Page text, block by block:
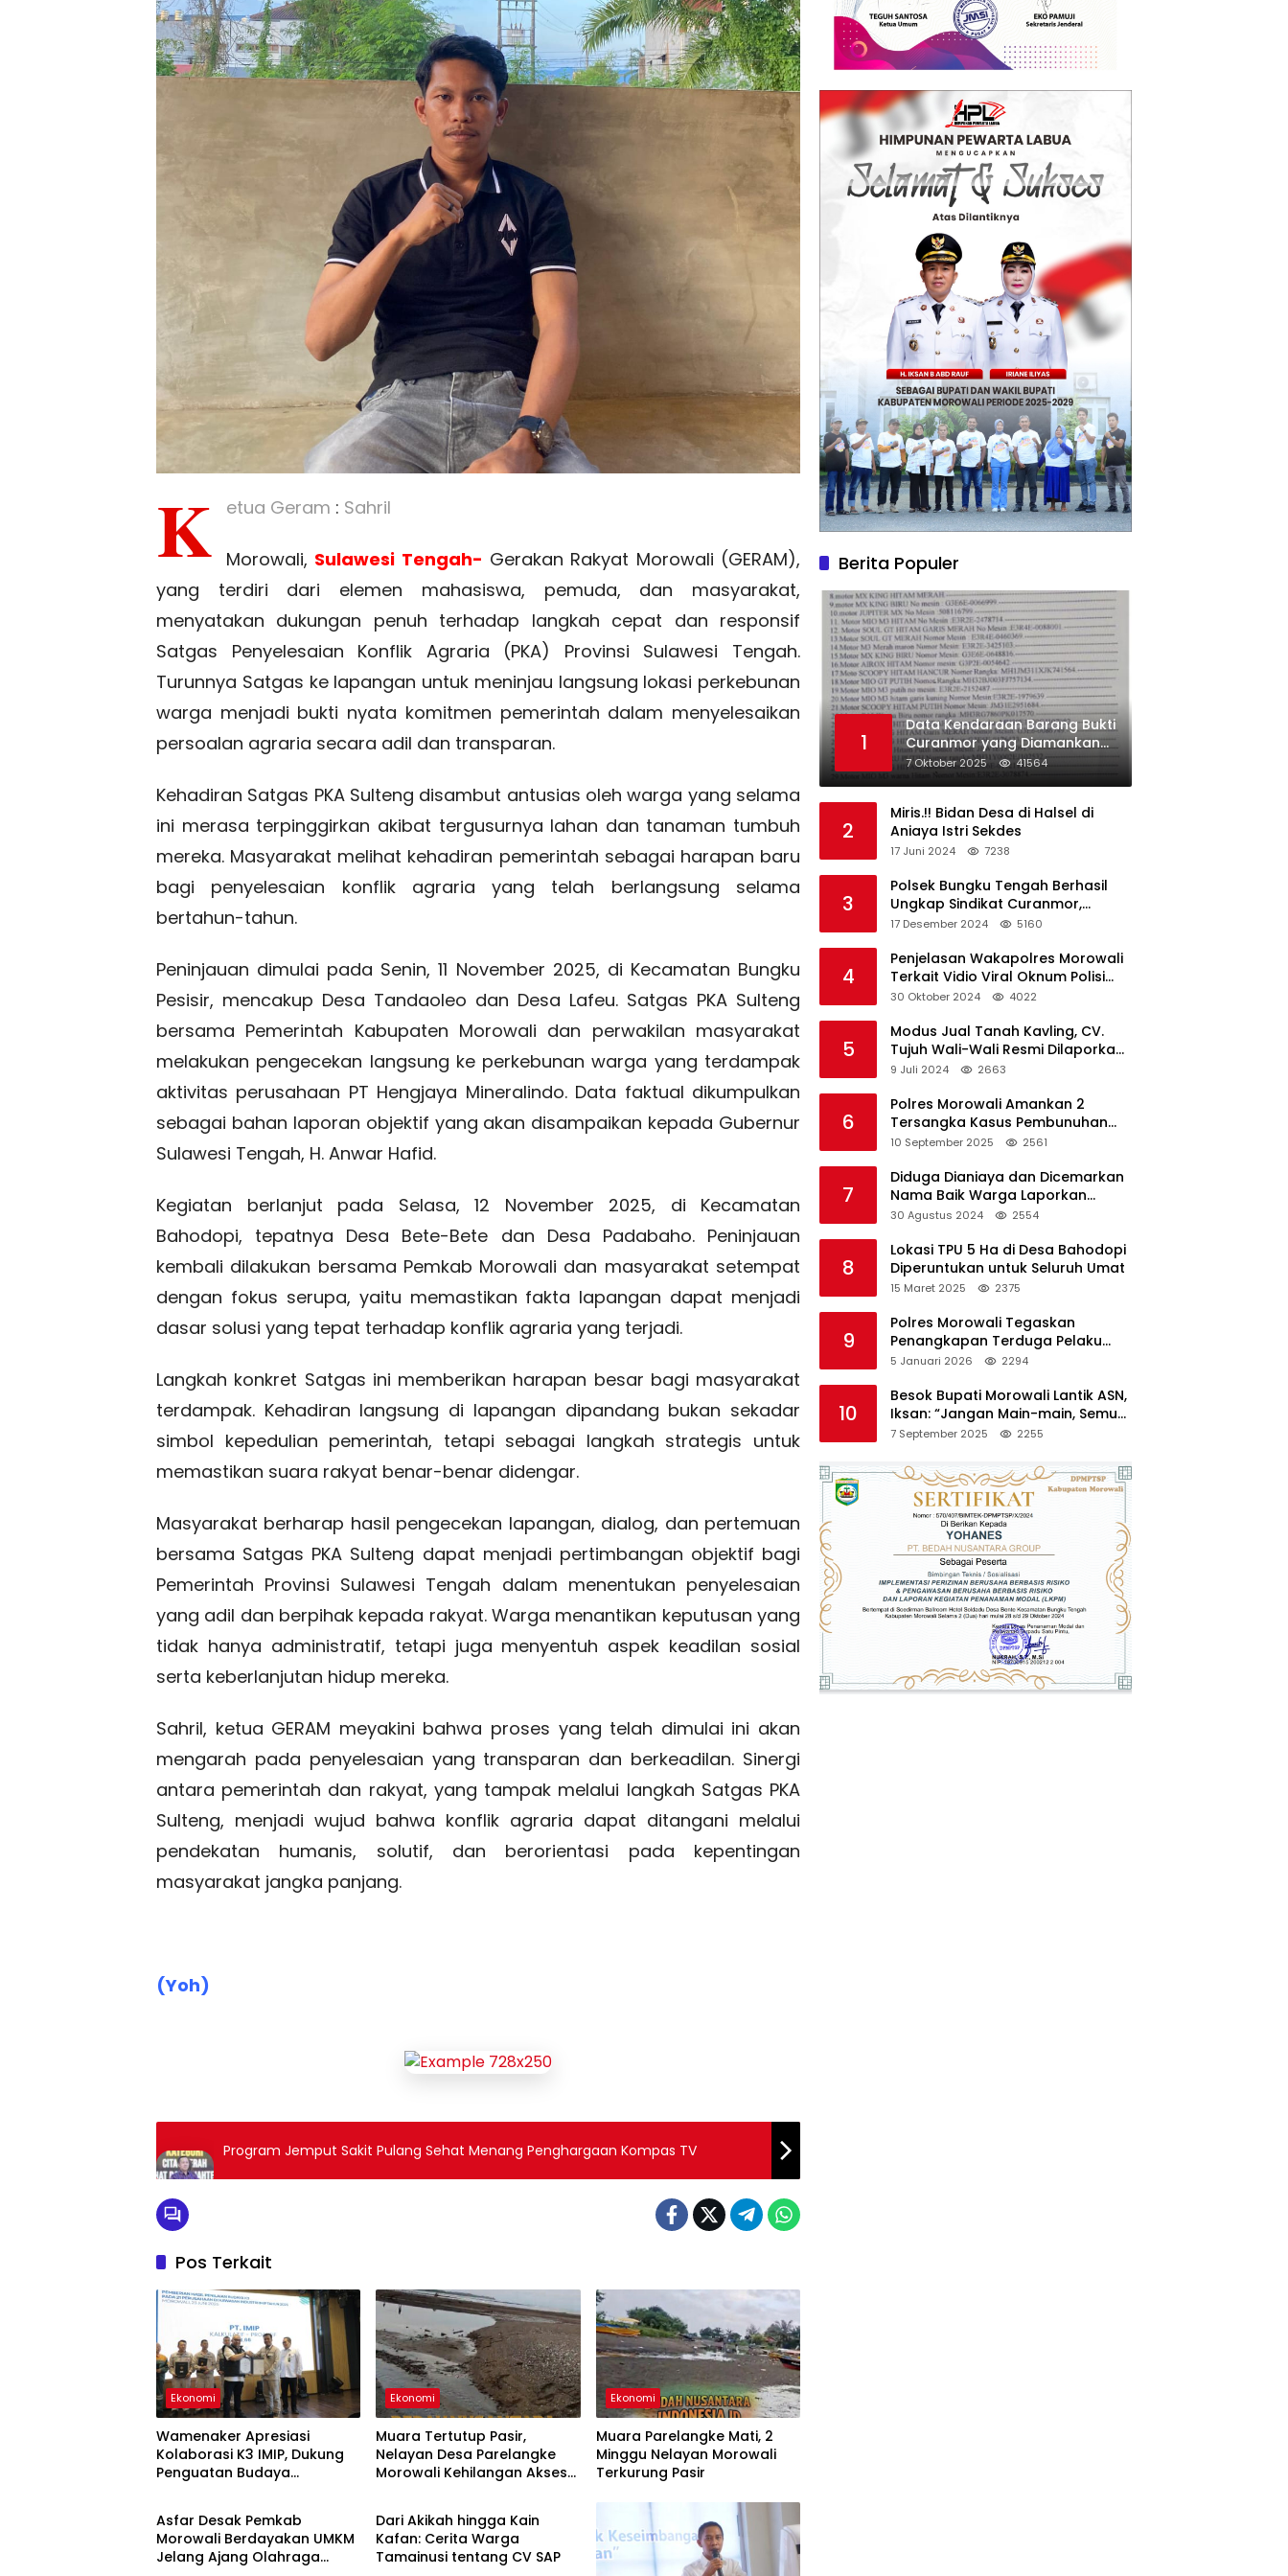
K etua Geram : Sahril
Morowali, Sulawesi Tengah- Gerakan Rakyat Morowali (GERAM),
yang terdiri dari elemen mahasiswa, pemuda, dan masyarakat,
menyatakan dukungan penuh terhadap langkah cepat dan responsif
Satgas Penyelesaian Konflik Agraria (PKA) Provinsi Sulawesi Tengah.
Turunnya Satgas ke lapangan untuk meninjau langsung lokasi perkebunan
warga menjadi bukti nyata komitmen pemerintah dalam menyelesaikan
persoalan agraria secara adil dan transparan.
Kehadiran Satgas PKA Sulteng disambut antusias oleh warga yang selama
ini merasa terpinggirkan akibat tergusurnya lahan dan tanaman tumbuh
mereka. Masyarakat melihat kehadiran pemerintah sebagai harapan baru
bagi penyelesaian konflik agraria yang telah berlangsung selama
bertahun-tahun.
Peninjauan dimulai pada Senin, 11 November 2025, di Kecamatan Bungku
Pesisir, mencakup Desa Tandaoleo dan Desa Lafeu. Satgas PKA Sulteng
bersama Pemerintah Kabupaten Morowali dan perwakilan masyarakat
melakukan pengecekan langsung ke perkebunan warga yang terdampak
aktivitas perusahaan PT Hengjaya Mineralindo. Data faktual dikumpulkan
sebagai bahan laporan objektif yang akan disampaikan kepada Gubernur
Sulawesi Tengah, H. Anwar Hafid.
Kegiatan berlanjut pada Selasa, 12 November 2025, di Kecamatan
Bahodopi, tepatnya Desa Bete-Bete dan Desa Padabaho. Peninjauan
kembali dilakukan bersama Pemkab Morowali dan masyarakat setempat
dengan fokus serupa, yaitu memastikan fakta lapangan dapat menjadi
dasar solusi yang tepat terhadap konflik agraria yang terjadi.
Langkah konkret Satgas ini memberikan harapan besar bagi masyarakat
terdampak. Kehadiran langsung di lapangan dipandang bukan sekadar
simbol kepedulian pemerintah, tetapi sebagai langkah strategis untuk
memastikan suara rakyat benar-benar didengar.
Masyarakat berharap hasil pengecekan lapangan, dialog, dan pertemuan
bersama Satgas PKA Sulteng dapat menjadi pertimbangan objektif bagi
Pemerintah Provinsi Sulawesi Tengah dalam menentukan penyelesaian
yang adil dan berpihak kepada rakyat. Warga menantikan keputusan yang
tidak hanya administratif, tetapi juga menyentuh aspek keadilan sosial
serta keberlanjutan hidup mereka.
Sahril, ketua GERAM meyakini bahwa proses yang telah dimulai ini akan
mengarah pada penyelesaian yang transparan dan berkeadilan. Sinergi
antara pemerintah dan rakyat, yang tampak melalui langkah Satgas PKA
Sulteng, menjadi wujud bahwa konflik agraria dapat ditangani melalui
pendekatan humanis, solutif, dan berorientasi pada kepentingan
masyarakat jangka panjang.
(Yoh)
Program Jemput Sakit Pulang Sehat Menang Penghargaan Kompas TV
Pos Terkait
Ekonomi
Wamenaker Apresiasi
Kolaborasi K3 IMIP, Dukung
Penguatan Budaya
Ekonomi
Muara Tertutup Pasir,
Nelayan Desa Parelangke
Morowali Kehilangan Akses
Ekonomi
Muara Parelangke Mati, 2
Minggu Nelayan Morowali
Terkurung Pasir
Ekonomi
Asfar Desak Pemkab
Morowali Berdayakan UMKM
Jelang Ajang Olahraga
Ekonomi
Dari Akikah hingga Kain
Kafan: Cerita Warga
Tamainusi tentang CV SAP
Berita Populer
1
Data Kendaraan Barang Bukti
Curanmor yang Diamankan
oleh Polres Morowali
7 Oktober 2025 41564
2
Miris.!! Bidan Desa di Halsel di
Aniaya Istri Sekdes
17 Juni 2024 7238
3
Polsek Bungku Tengah Berhasil
Ungkap Sindikat Curanmor,
Terduga Pelaku Akui Beraksi di 7
17 Desember 2024 5160
4
Penjelasan Wakapolres Morowali
Terkait Vidio Viral Oknum Polisi
Dikerumuni Warga Bahodopi
30 Oktober 2024 4022
5
Modus Jual Tanah Kavling, CV.
Tujuh Wali-Wali Resmi Dilaporkan
di Polres Kendari
9 Juli 2024 2663
6
Polres Morowali Amankan 2
Tersangka Kasus Pembunuhan
WNA di Desa Topogaro
10 September 2025 2561
7
Diduga Dianiaya dan Dicemarkan
Nama Baik Warga Laporkan
Oknum Kades dan Oknum Polisi
30 Agustus 2024 2554
8
Lokasi TPU 5 Ha di Desa Bahodopi
Diperuntukan untuk Seluruh Umat
15 Maret 2025 2375
9
Polres Morowali Tegaskan
Penangkapan Terduga Pelaku
Pembakaran Kantor PT RCP Sesuai
5 Januari 2026 2294
10
Besok Bupati Morowali Lantik ASN,
Iksan: “Jangan Main-main, Semua
Saya Pantau”
7 September 2025 2255